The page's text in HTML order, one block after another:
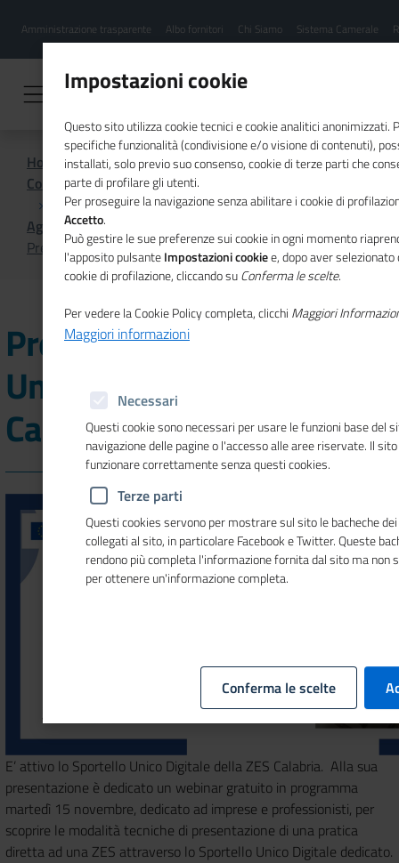
contenuto
Menu
hamburgher
Amministrazione trasparente Albo fornitori Chi Siamo Sistema Camerale
Home
Comunicazione istituzionale per il sistema camerale
Agenda
Presentazione Sportello Unico Digitale della ZES Calabria
Presentazione Sportello
Unico Digitale della ZES
Calabria
E’ attivo lo Sportello Unico Digitale della ZES Calabria. Alla sua
presentazione è dedicato un webinar gratuito in programma
martedì 15 novembre, dedicato ad imprese e professionisti, per
scoprire le modalità tecniche di presentazione di una pratica
diretta ad una ZES attraverso lo Sportello Unico Digitale dedicato.
Impostazioni cookie
Questo sito utilizza cookie tecnici e cookie analitici anonimizzati.
specifiche funzionalità (condivisione e/o visione di contenuti),
installati, solo previo suo consenso, cookie di terze parti che
parte di profilare gli utenti.
Per proseguire la navigazione senza abilitare i cookie di
Accetto.
Può gestire le sue preferenze sui cookie in ogni momento
l'apposito pulsanteImpostazioni cookiee, dopo aver
cookie di profilazione, cliccando suConferma le scelte.
Per vedere la Cookie Policy completa, clicchi Maggiori
Maggiori informazioni
Necessari
Questi cookie sono necessari per usare le funzioni base del
navigazione delle pagine o l'accesso alle aree riservate. Il
funzionare correttamente senza questi cookies.
Terze parti
Questi cookies servono per mostrare sul sito le bacheche
collegati al sito, in particolare Facebook e Twitter. Queste
rendono più completa l'informazione fornita dal sito ma non
per ottenere un'informazione completa.
Conferma le scelte